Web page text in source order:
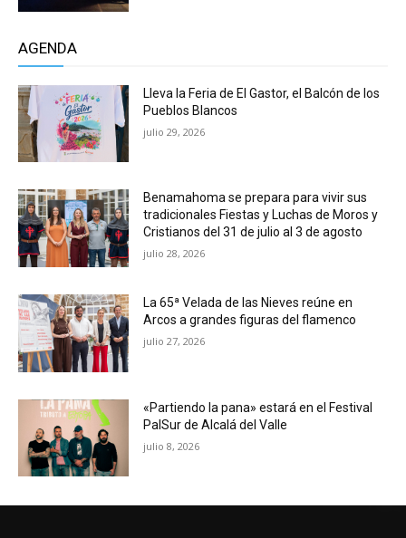
AGENDA
Lleva la Feria de El Gastor, el Balcón de los
Pueblos Blancos
julio 29, 2026
Benamahoma se prepara para vivir sus
tradicionales Fiestas y Luchas de Moros y
Cristianos del 31 de julio al 3 de agosto
julio 28, 2026
La 65ª Velada de las Nieves reúne en
Arcos a grandes figuras del flamenco
julio 27, 2026
«Partiendo la pana» estará en el Festival
PalSur de Alcalá del Valle
julio 8, 2026